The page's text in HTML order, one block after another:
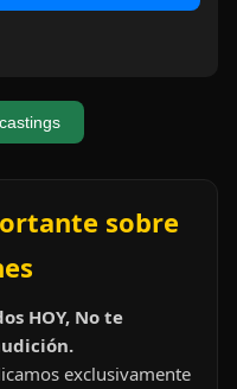
sobre
HOY, No te
exclusivamente